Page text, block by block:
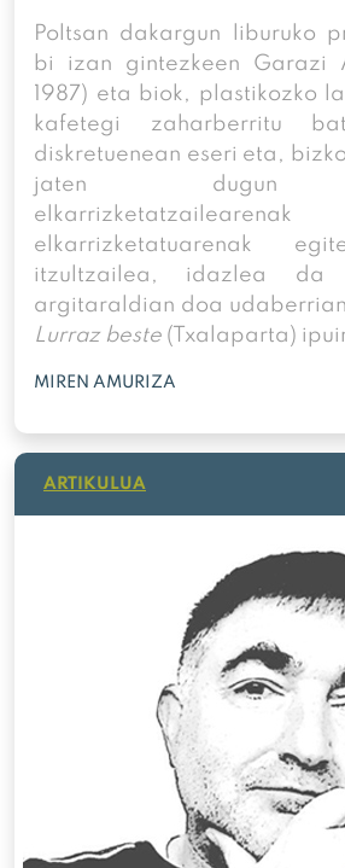
Poltsan dakargun liburuko
bi izan gintezkeen Garazi
1987) eta biok, plastikozko
kafetegi zaharberritu
diskretuenean eseri eta,
jaten dugun
elkarrizketatuarenak
itzultzailea, idazlea da
argitaraldian doa
Lurraz beste (Txalaparta)
MIREN AMURIZA
ARTIKULUA